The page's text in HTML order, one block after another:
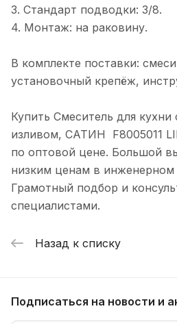
3. Стандарт подводки: 3/8.
4. Монтаж: на раковину.
В комплекте поставки:
установочный крепёж,
Купить Смеситель для кухни
изливом, САТИН F8005011
по оптовой цене. Большой
низким ценам в инженерном
Грамотный подбор и
специалистами.
Назад к списку
Подписаться на новости и